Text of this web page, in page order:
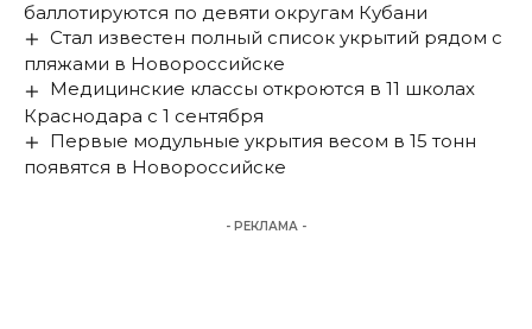
баллотируются по девяти округам Кубани
Стал известен полный список укрытий рядом с
пляжами в Новороссийске
Медицинские классы откроются в 11 школах
Краснодара с 1 сентября
Первые модульные укрытия весом в 15 тонн
появятся в Новороссийске
- РЕКЛАМА -